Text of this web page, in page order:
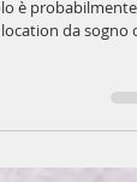
da sogno